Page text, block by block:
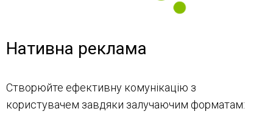
Нативна реклама
Створюйте ефективну комунікацію з
користувачем завдяки залучаючим форматам: